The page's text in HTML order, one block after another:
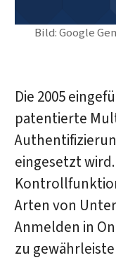
Bild: Google
Die 2005
patentierte
eingesetzt
Arten von
Anmelden in
zu